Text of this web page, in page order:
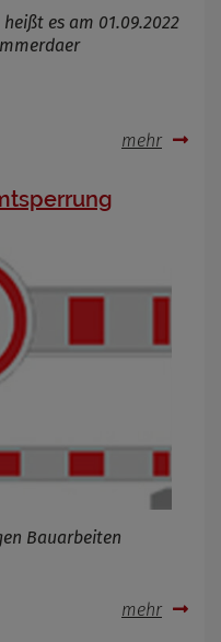
es am 01.09.2022
mehr
Bauarbeiten
mehr